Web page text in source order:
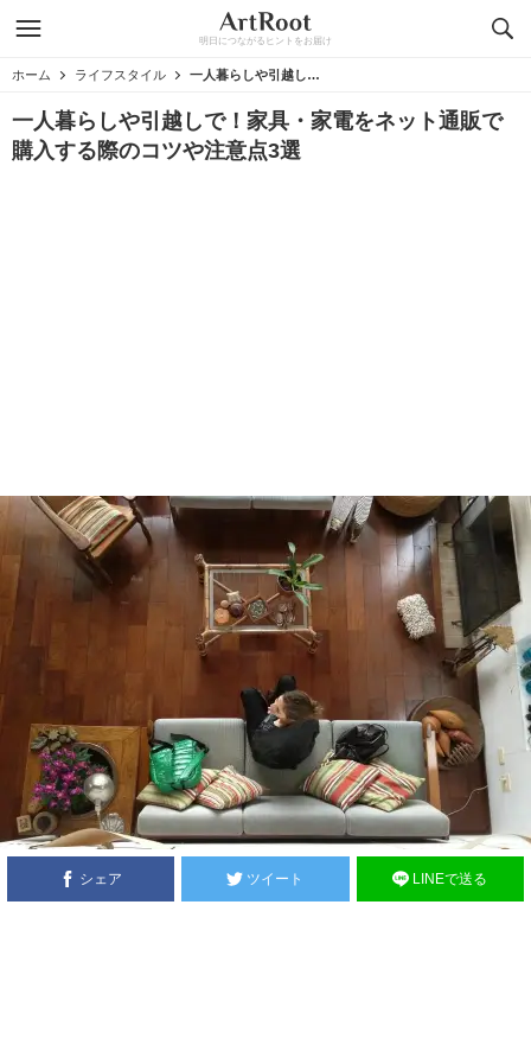
明日につながるヒントをお届け
ホーム ライフスタイル 一人暮らしや引越しで！家具・家電をネット通販で購入する際のコツや注意点3選
一人暮らしや引越しで！家具・家電をネット通販で
購入する際のコツや注意点3選
シェア ツイート LINEで送る